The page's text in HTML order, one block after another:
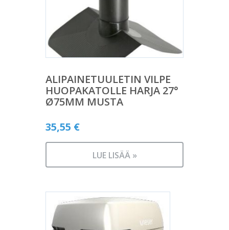
ALIPAINETUULETIN VILPE
HUOPAKATOLLE HARJA 27°
Ø75MM MUSTA
35,55 €
LUE LISÄÄ »